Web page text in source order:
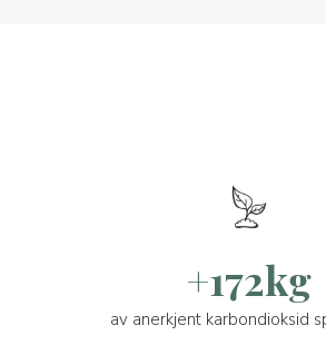
+172kg
av anerkjent karbondioksid